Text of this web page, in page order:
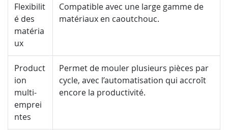
Flexibilit
é des
matéria
ux
Compatible avec une large gamme de
matériaux en caoutchouc.
Product
ion
multi-
emprei
ntes
Permet de mouler plusieurs pièces par
cycle, avec l’automatisation qui accroît
encore la productivité.